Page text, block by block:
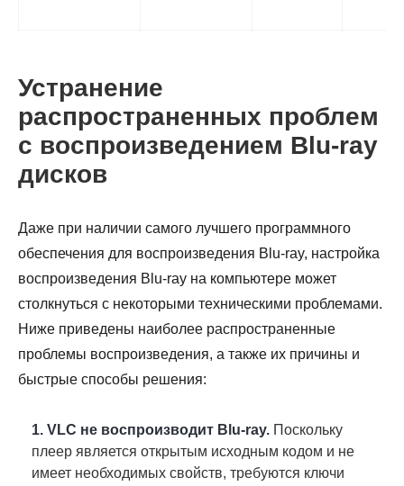
Устранение
распространенных проблем
с воспроизведением Blu-ray
дисков
Даже при наличии самого лучшего программного
обеспечения для воспроизведения Blu-ray, настройка
воспроизведения Blu-ray на компьютере может
столкнуться с некоторыми техническими проблемами.
Ниже приведены наиболее распространенные
проблемы воспроизведения, а также их причины и
быстрые способы решения:
1. VLC не воспроизводит Blu-ray. Поскольку
плеер является открытым исходным кодом и не
имеет необходимых свойств, требуются ключи